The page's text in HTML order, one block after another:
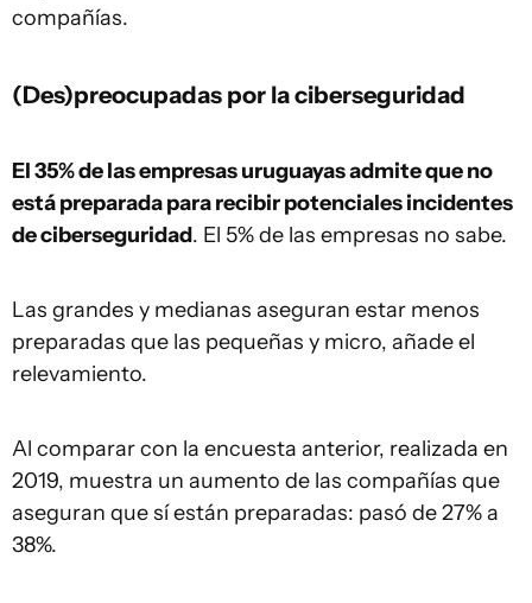
compañías.
(Des)preocupadas por la ciberseguridad
El 35% de las empresas uruguayas admite que no
está preparada para recibir potenciales incidentes
de ciberseguridad. El 5% de las empresas no sabe.
Las grandes y medianas aseguran estar menos
preparadas que las pequeñas y micro, añade el
relevamiento.
Al comparar con la encuesta anterior, realizada en
2019, muestra un aumento de las compañías que
aseguran que sí están preparadas: pasó de 27% a
38%.